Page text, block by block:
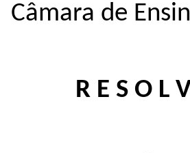
Câmara de
R E S O L